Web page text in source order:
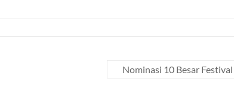
Nominasi 10 Besar